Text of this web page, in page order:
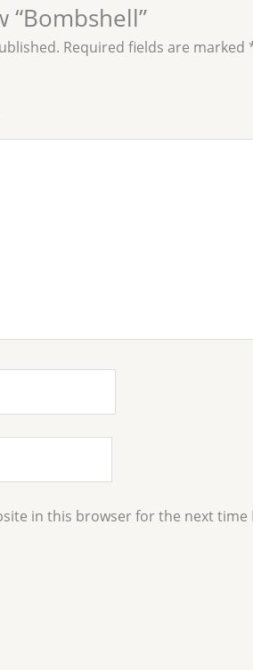
Required fields are marked
in this browser for the next time